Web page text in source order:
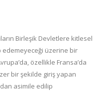
Birleşik Devletlere kitlesel
edemeyeceği üzerine bir
özellikle Fransa’da
bir şekilde giriş yapan
asimile edilip